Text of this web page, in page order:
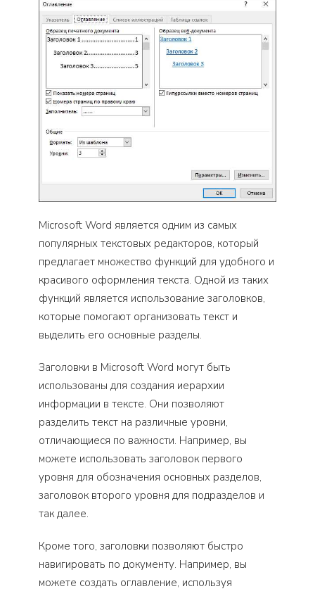
Microsoft Word является одним из самых
популярных текстовых редакторов, который
предлагает множество функций для удобного и
красивого оформления текста. Одной из таких
функций является использование заголовков,
которые помогают организовать текст и
выделить его основные разделы.
Заголовки в Microsoft Word могут быть
использованы для создания иерархии
информации в тексте. Они позволяют
разделить текст на различные уровни,
отличающиеся по важности. Например, вы
можете использовать заголовок первого
уровня для обозначения основных разделов,
заголовок второго уровня для подразделов и
так далее.
Кроме того, заголовки позволяют быстро
навигировать по документу. Например, вы
можете создать оглавление, используя